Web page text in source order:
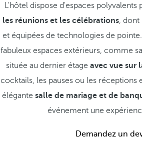
L'hôtel dispose d'espaces polyvalents
les réunions et les célébrations, dont
et équipées de technologies de
fabuleux espaces extérieurs, comme sa
située au dernier étage avec vue sur
cocktails, les pauses ou les réceptions
élégante salle de mariage et de
événement une
Demandez un